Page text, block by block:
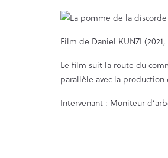
Film de Daniel KUNZI
Le film suit la route du
parallèle avec la
Intervenant : Moniteur